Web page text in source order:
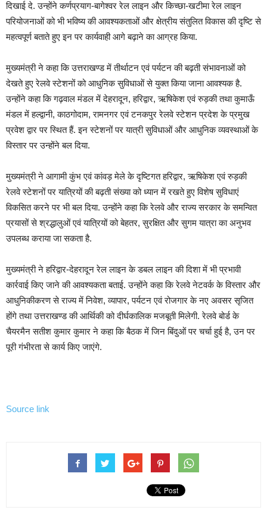
दिखाई दे. उन्होंने कर्णप्रयाग-बागेश्वर रेल लाइन और किच्छा-खटीमा रेल लाइन
परियोजनाओं को भी भविष्य की आवश्यकताओं और क्षेत्रीय संतुलित विकास की दृष्टि से
महत्वपूर्ण बताते हुए इन पर कार्यवाही आगे बढ़ाने का आग्रह किया.
मुख्यमंत्री ने कहा कि उत्तराखण्ड में तीर्थाटन एवं पर्यटन की बढ़ती संभावनाओं को
देखते हुए रेलवे स्टेशनों को आधुनिक सुविधाओं से युक्त किया जाना आवश्यक है.
उन्होंने कहा कि गढ़वाल मंडल में देहरादून, हरिद्वार, ऋषिकेश एवं रुड़की तथा कुमाऊँ
मंडल में हल्द्वानी, काठगोदाम, रामनगर एवं टनकपुर रेलवे स्टेशन प्रदेश के प्रमुख
प्रवेश द्वार पर स्थित हैं. इन स्टेशनों पर यात्री सुविधाओं और आधुनिक व्यवस्थाओं के
विस्तार पर उन्होंने बल दिया.
मुख्यमंत्री ने आगामी कुंभ एवं कांवड़ मेले के दृष्टिगत हरिद्वार, ऋषिकेश एवं रुड़की
रेलवे स्टेशनों पर यात्रियों की बढ़ती संख्या को ध्यान में रखते हुए विशेष सुविधाएं
विकसित करने पर भी बल दिया. उन्होंने कहा कि रेलवे और राज्य सरकार के समन्वित
प्रयासों से श्रद्धालुओं एवं यात्रियों को बेहतर, सुरक्षित और सुगम यात्रा का अनुभव
उपलब्ध कराया जा सकता है.
मुख्यमंत्री ने हरिद्वार-देहरादून रेल लाइन के डबल लाइन की दिशा में भी प्रभावी
कार्रवाई किए जाने की आवश्यकता बताई. उन्होंने कहा कि रेलवे नेटवर्क के विस्तार और
आधुनिकीकरण से राज्य में निवेश, व्यापार, पर्यटन एवं रोजगार के नए अवसर सृजित
होंगे तथा उत्तराखण्ड की आर्थिकी को दीर्घकालिक मजबूती मिलेगी. रेलवे बोर्ड के
चैयरमैन सतीश कुमार कुमार ने कहा कि बैठक में जिन बिंदुओं पर चर्चा हुई है, उन पर
पूरी गंभीरता से कार्य किए जाएंगे.
Source link